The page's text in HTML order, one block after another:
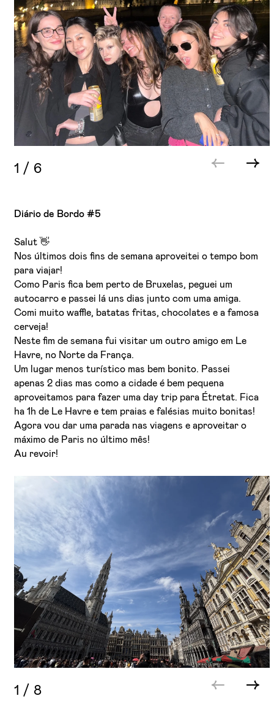
1 / 6
Diário de Bordo #5
Salut 👋
Nos últimos dois fins de semana aproveitei o tempo bom
para viajar!
Como Paris fica bem perto de Bruxelas, peguei um
autocarro e passei lá uns dias junto com uma amiga.
Comi muito waffle, batatas fritas, chocolates e a famosa
cerveja!
Neste fim de semana fui visitar um outro amigo em Le
Havre, no Norte da França.
Um lugar menos turístico mas bem bonito. Passei
apenas 2 dias mas como a cidade é bem pequena
aproveitamos para fazer uma day trip para Étretat. Fica
ha 1h de Le Havre e tem praias e falésias muito bonitas!
Agora vou dar uma parada nas viagens e aproveitar o
máximo de Paris no último mês!
Au revoir!
1 / 8